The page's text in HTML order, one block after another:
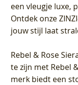
een vleugje luxe,
Ontdek onze
jouw stijl laat
Rebel & Rose
te zijn met Rebel
merk biedt een